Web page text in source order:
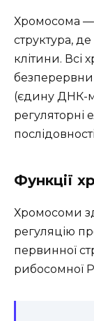
Хромосома —
структура,
клітини. Всі
(єдину ДНК-
регуляторні
Функції
Хромосоми
регуляцію
первинної
рибосомної